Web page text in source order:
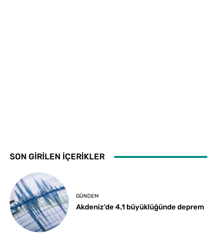
SON GİRİLEN İÇERİKLER
GÜNDEM
Akdeniz’de 4,1 büyüklüğünde deprem